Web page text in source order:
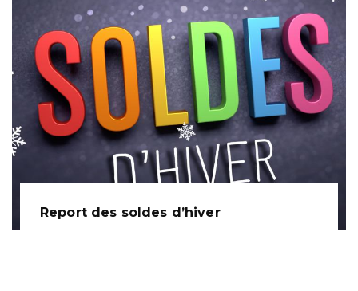
Report des soldes d’hiver